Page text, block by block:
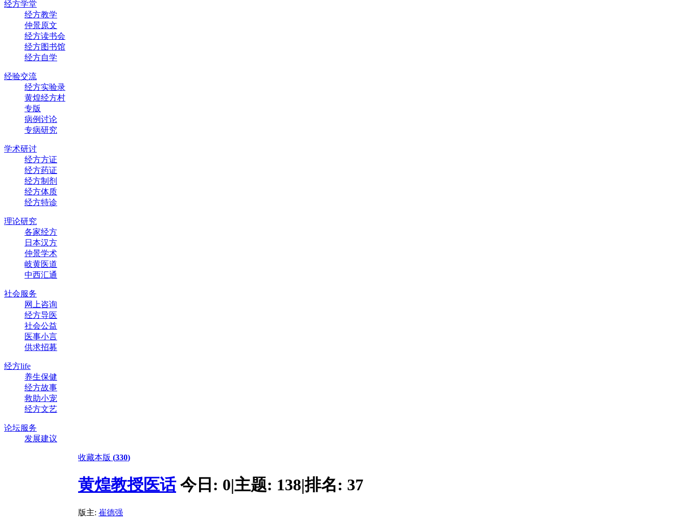
经方学堂
经方教学
仲景原文
经方读书会
经方图书馆
经方自学
经验交流
经方实验录
黄煌经方村
专版
病例讨论
专病研究
学术研讨
经方方证
经方药证
经方制剂
经方体质
经方特诊
理论研究
各家经方
日本汉方
仲景学术
岐黄医道
中西汇通
社会服务
网上咨询
经方导医
社会公益
医事小言
供求招募
经方life
养生保健
经方故事
救助小宠
经方文艺
论坛服务
发展建议
收藏本版 (330)
黄煌教授医话 今日: 0|主题: 138|排名: 37
版主: 崔德强